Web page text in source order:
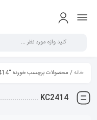
خانه/ محصولات برچسب خورده “KC2414”
KC2414